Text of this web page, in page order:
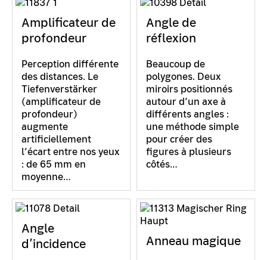
Amplificateur de
profondeur
Perception différente
des distances. Le
Tiefenverstärker
(amplificateur de
profondeur)
augmente
artificiellement
l’écart entre nos yeux
: de 65 mm en
moyenne…
Angle de
réflexion
Beaucoup de
polygones. Deux
miroirs positionnés
autour d’un axe à
différents angles :
une méthode simple
pour créer des
figures à plusieurs
côtés…
Angle
d’incidence
Anneau magique